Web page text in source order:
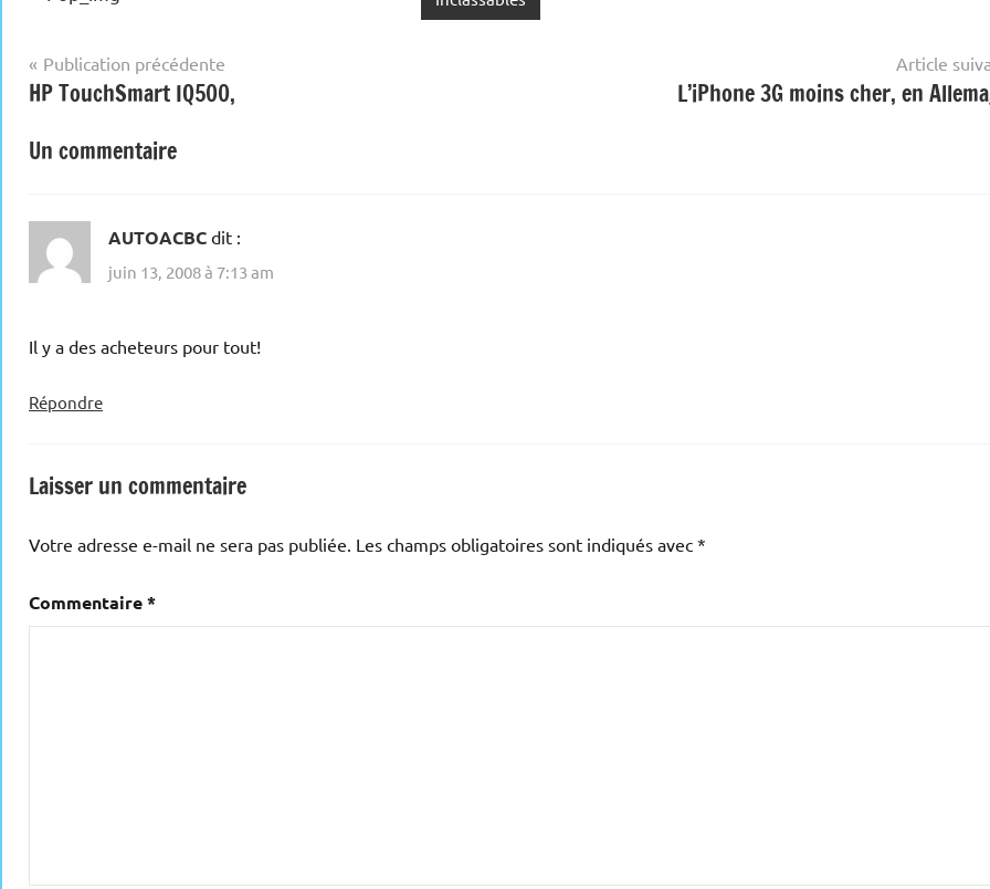
Navigation
de
l’article
Publication précédente
HP TouchSmart IQ500,
Article
L’iPhone 3G moins cher, en
Un commentaire
AUTOACBC dit :
juin 13, 2008 à 7:13 am
Il y a des acheteurs pour tout!
Répondre
Laisser un commentaire
Votre adresse e-mail ne sera pas publiée. Les champs obligatoires sont indiqués avec *
Commentaire*